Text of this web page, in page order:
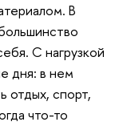
В
С нагрузкой
дня: в нем
отдых, спорт,
что-то